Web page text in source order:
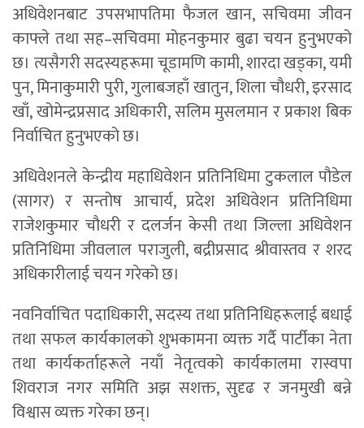
अधिवेशनबाट उपसभापतिमा फैजल खान, सचिवमा जीवन
काफ्ले तथा सह–सचिवमा मोहनकुमार बुढा चयन हुनुभएको
छ। त्यसैगरी सदस्यहरूमा चूडामणि कामी, शारदा खड्का, यमी
पुन, मिनाकुमारी पुरी, गुलाबजहाँ खातुन, शिला चौधरी, इरसाद
खाँ, खोमेन्द्रप्रसाद अधिकारी, सलिम मुसलमान र प्रकाश बिक
निर्वाचित हुनुभएको छ।
अधिवेशनले केन्द्रीय महाधिवेशन प्रतिनिधिमा टुकलाल पौडेल
(सागर) र सन्तोष आचार्य, प्रदेश अधिवेशन प्रतिनिधिमा
राजेशकुमार चौधरी र दलर्जन केसी तथा जिल्ला अधिवेशन
प्रतिनिधिमा जीवलाल पराजुली, बद्रीप्रसाद श्रीवास्तव र शरद
अधिकारीलाई चयन गरेको छ।
नवनिर्वाचित पदाधिकारी, सदस्य तथा प्रतिनिधिहरूलाई बधाई
तथा सफल कार्यकालको शुभकामना व्यक्त गर्दै पार्टीका नेता
तथा कार्यकर्ताहरूले नयाँ नेतृत्वको कार्यकालमा रास्वपा
शिवराज नगर समिति अझ सशक्त, सुदृढ र जनमुखी बन्ने
विश्वास व्यक्त गरेका छन्।